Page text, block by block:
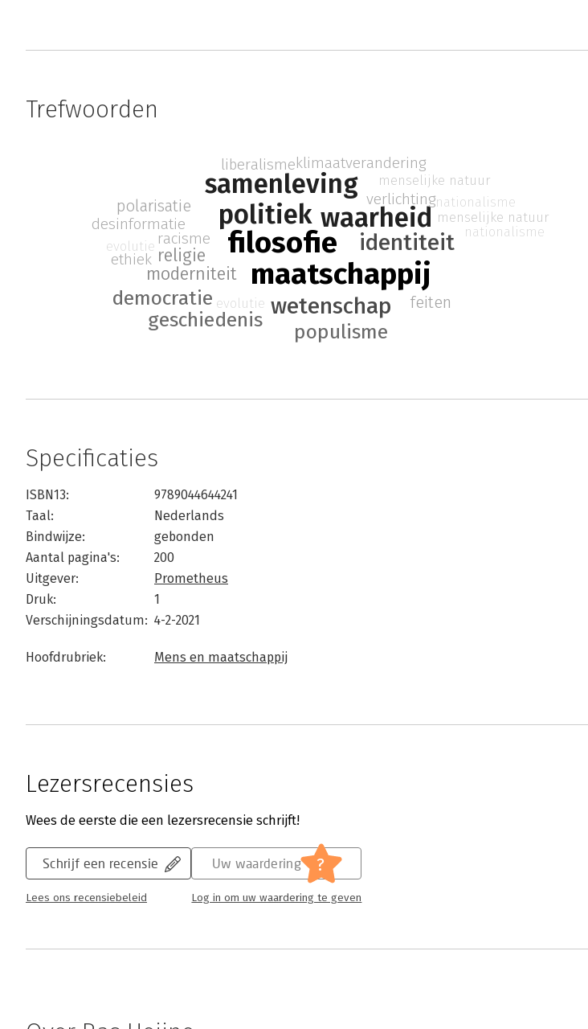
Trefwoorden
filosofie
maatschappij
politiek waarheid
samenleving
wetenschap
identiteit
populisme
geschiedenis
democratie
moderniteit
religie
verlichting
racisme
desinformatie
polarisatie
feiten
ethiek
liberalismeklimaatverandering
menselijke natuur
evolutie
nationalisme
menselijke natuur
evolutie
nationalisme
Specificaties
ISBN13:
9789044644241
Taal:
Nederlands
Bindwijze:
gebonden
Aantal pagina's:
200
Uitgever:
Prometheus
Druk:
1
Verschijningsdatum: 4-2-2021
Hoofdrubriek: Mens en maatschappij
Lezersrecensies
Wees de eerste die een lezersrecensie schrijft!
Schrijf een recensie
Lees ons recensiebeleid
Uw waardering ?
Log in om uw waardering te geven